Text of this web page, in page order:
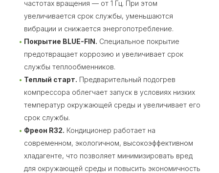
частотах вращения — от 1 Гц. При этом
увеличивается срок службы, уменьшаются
вибрации и снижается энергопотребление.
Покрытие BLUE-FIN. Специальное покрытие
предотвращает коррозию и увеличивает срок
службы теплообменников.
Теплый старт. Предварительный подогрев
компрессора облегчает запуск в условиях низких
температур окружающей среды и увеличивает его
срок службы.
Фреон R32. Кондиционер работает на
современном, экологичном, высокоэффективном
хладагенте, что позволяет минимизировать вред
для окружающей среды и повысить экономичность